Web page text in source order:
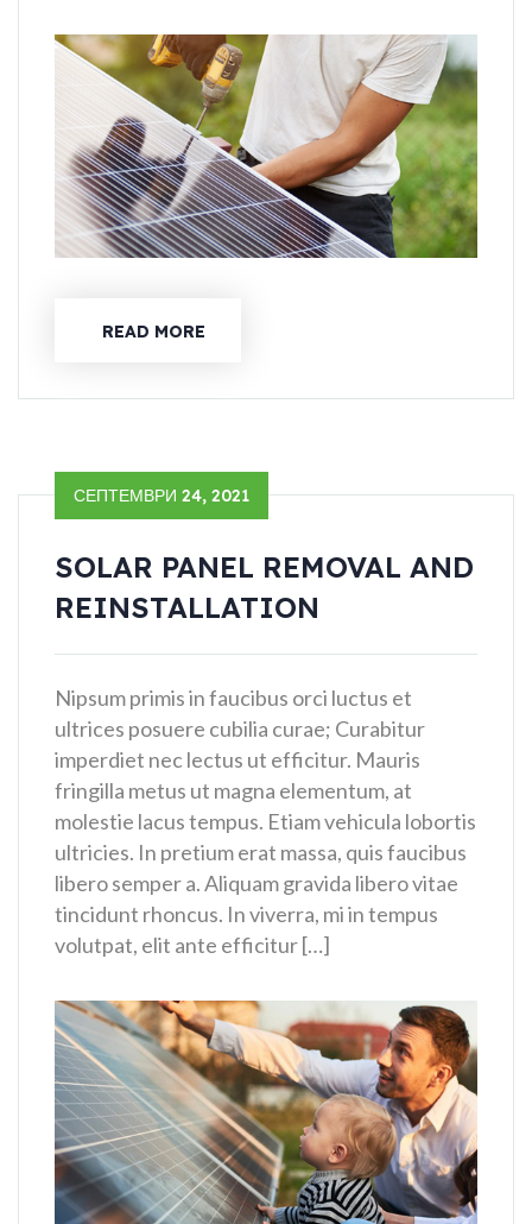
READ MORE
СЕПТЕМВРИ 24, 2021
SOLAR PANEL REMOVAL AND
REINSTALLATION
Nipsum primis in faucibus orci luctus et
ultrices posuere cubilia curae; Curabitur
imperdiet nec lectus ut efficitur. Mauris
fringilla metus ut magna elementum, at
molestie lacus tempus. Etiam vehicula lobortis
ultricies. In pretium erat massa, quis faucibus
libero semper a. Aliquam gravida libero vitae
tincidunt rhoncus. In viverra, mi in tempus
volutpat, elit ante efficitur […]